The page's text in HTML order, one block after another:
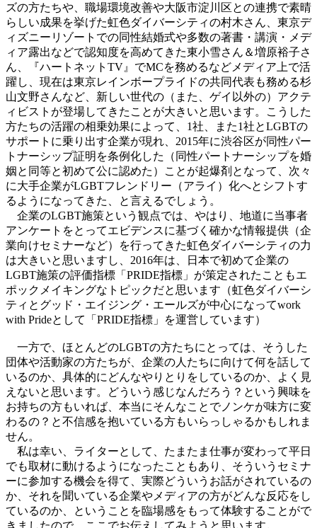
ズの方たちや、職場環境改善や大阪市淀川区との連携で素晴
らしい成果を挙げた虹色ダイバーシティの村木さん、東京デ
ィズニーリゾートでの同性結婚式や多数の著書・講演・メデ
ィア露出などで認知度を高めてきた東小雪さん＆増原裕子さ
ん、『ハートネットTV』でMCを務めるなどメディア上で活
躍し、現在は東京レインボープライドの共同代表も務める杉
山文野さんなど、新しい世代の（また、ゲイ以外の）アクテ
ィビストが登場してきたことが大きいと思います。こうした
方たちの活躍の相乗効果によって、1社、また1社とLGBTの
サポートに乗り出す企業が現れ、2015年に渋谷区が同性パー
トナーシップ証明を条例化した（同性パートナーシップを婚
姻と同等と初めて公に認めた）ことが起爆剤となって、次々
に大手企業がLGBTフレンドリー（アライ）化へとシフトす
るようになってきた、と言えるでしょう。
企業のLGBT施策という観点では、やはり、地道に当事者
アンケートをとってエビデンスに基づく確かな情報提供（企
業向けセミナーなど）を行ってきた虹色ダイバーシティの力
は大きいと思いますし、2016年は、日本で初めて企業の
LGBT施策の評価指標「PRIDE指標」が策定されたこともエ
ポックメイキングなトピックだと思います（虹色ダイバーシ
ティとグッド・エイジング・エールズが中心になってwork
with Prideとして「PRIDE指標」を運営しています）
一方で、ほとんどのLGBTの方たちにとっては、そうした
団体や活動家の方たちが、企業の人たちに向けて何を話して
いるのか、具体的にどんなやりとりをしているのか、よく見
えないと思います。どういう感じなんだろう？という興味を
お持ちの方もいれば、本当にそんなことでノンケが味方に変
わるの？と不信感を抱いている方もいらっしゃるかもしれま
せん。
私は幸い、ライターとして、たまたま仕事が変わって平日
でも取材に動けるようになったこともあり、そういうセミナ
ーに参加する機会を得て、実際どういうお話がされているの
か、それを聞いている企業やメディアの方がどんな反応をし
ているのか、ということを臨場感をもって体験することがで